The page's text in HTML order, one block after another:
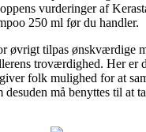
vurderinger af
250 ml før du handler.
øvrigt tilpas ønskværdige
troværdighed. Her er
folk mulighed for at
må benyttes til at